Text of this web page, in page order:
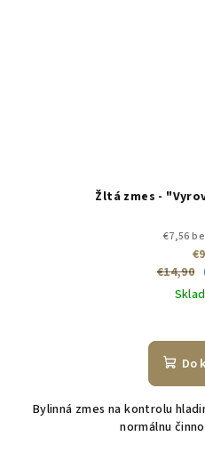
Žltá zmes -
€7,56
€9
€14,90
Do
Bylinná zmes na kontrolu
normálnu